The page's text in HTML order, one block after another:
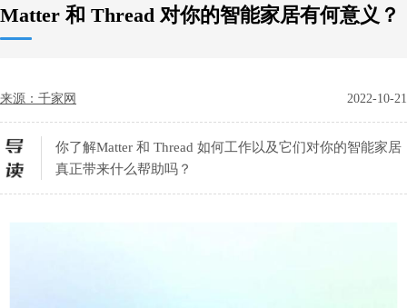
Matter 和 Thread 对你的智能家居有何意义？
来源：千家网 2022-10-21
你了解Matter 和 Thread 如何工作以及它们对你的智能家居
真正带来什么帮助吗？